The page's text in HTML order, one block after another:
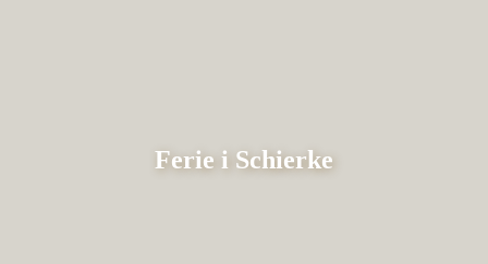
Ferie i Schierke